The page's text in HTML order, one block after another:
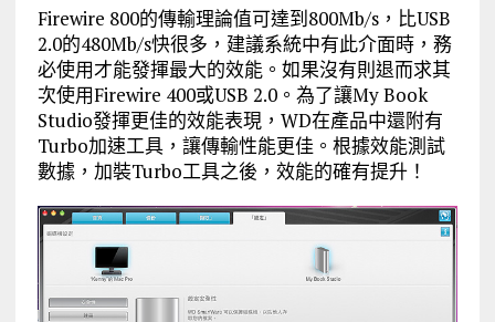
Firewire 800的傳輸理論值可達到800Mb/s，比USB
2.0的480Mb/s快很多，建議系統中有此介面時，務
必使用才能發揮最大的效能。如果沒有則退而求其
次使用Firewire 400或USB 2.0。為了讓My Book
Studio發揮更佳的效能表現，WD在產品中還附有
Turbo加速工具，讓傳輸性能更佳。根據效能測試
數據，加裝Turbo工具之後，效能的確有提升！